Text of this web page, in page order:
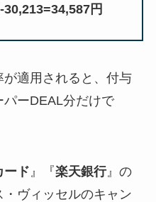
円
適用されると、付与
ーDEAL分だけで
ード 』『楽天銀行』の
ヴィッセルのキャン